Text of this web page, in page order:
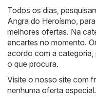
Todos os dias,
Angra do Heroísmo,
melhores ofertas. Na
encartes no momento.
acordo com a categoria,
o que procura.
Visite o nosso site com
nenhuma oferta